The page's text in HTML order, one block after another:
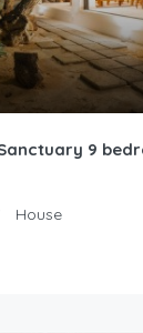
House